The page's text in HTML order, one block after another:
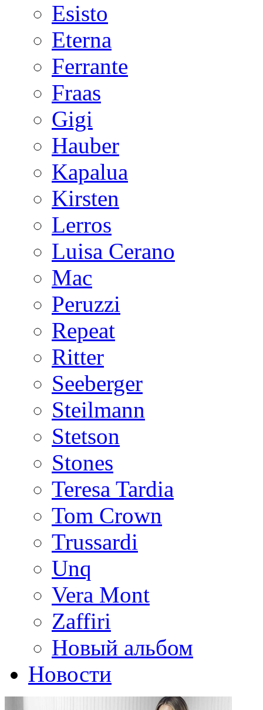
Esisto
Eterna
Ferrante
Fraas
Gigi
Hauber
Kapalua
Kirsten
Lerros
Luisa Cerano
Mac
Peruzzi
Repeat
Ritter
Seeberger
Steilmann
Stetson
Stones
Teresa Tardia
Tom Crown
Trussardi
Unq
Vera Mont
Zaffiri
Новый альбом
Новости